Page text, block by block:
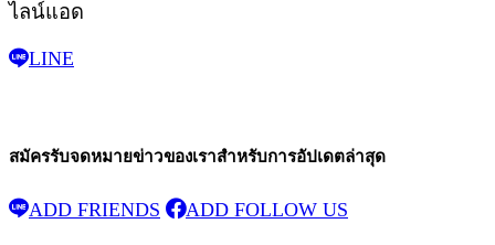
ไลน์แอด
LINE
สมัครรับจดหมายข่าวของเราสําหรับการอัปเดตล่าสุด
ADD FRIENDS ADD FOLLOW US